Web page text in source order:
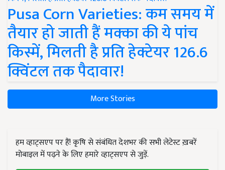
Pusa Corn Varieties: कम समय में
तैयार हो जाती हैं मक्का की ये पांच
किस्में, मिलती है प्रति हेक्टेयर 126.6
क्विंटल तक पैदावार!
More Stories
हम व्हाट्सएप पर हैं! कृषि से संबंधित देशभर की सभी लेटेस्ट ख़बरें
मोबाइल में पढ़ने के लिए हमारे व्हाट्सएप से जुड़ें.